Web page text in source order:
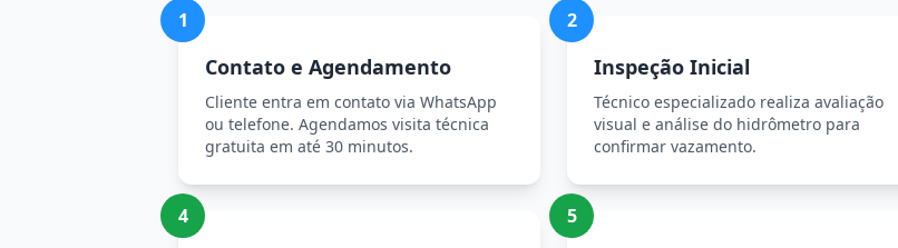
1
Contato e Agendamento
Cliente entra em contato via WhatsApp
ou telefone. Agendamos visita técnica
gratuita em até 30 minutos.
2
Inspeção Inicial
Técnico especializado realiza avaliação
visual e análise do hidrômetro para
confirmar vazamento.
4 5